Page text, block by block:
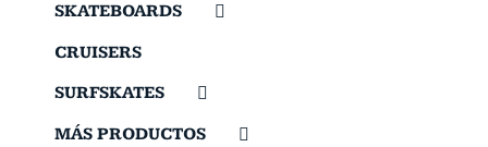
SKATEBOARDS
CRUISERS
SURFSKATES
MÁS PRODUCTOS